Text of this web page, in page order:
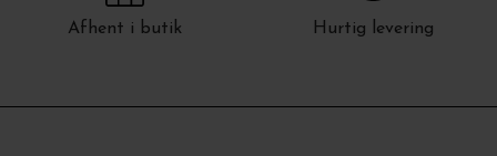
Afhent i butik Hurtig levering